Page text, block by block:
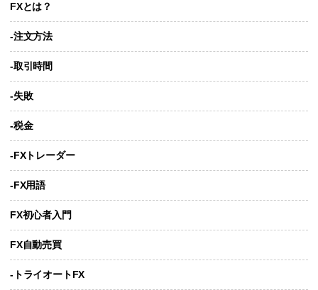
FXとは？
-注文方法
-取引時間
-失敗
-税金
-FXトレーダー
-FX用語
FX初心者入門
FX自動売買
-トライオートFX